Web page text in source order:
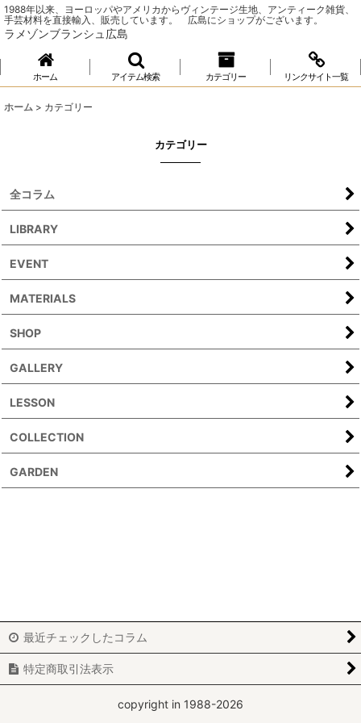
1988年以来、ヨーロッパやアメリカからヴィンテージ生地、アンティーク雑貨、
手芸材料を直接輸入、販売しています。 広島にショップがございます。
ラメゾンブランシュ広島
ホーム アイテム検索 カテゴリー リンクサイト一覧
ホーム > カテゴリー
カテゴリー
全コラム
LIBRARY
EVENT
MATERIALS
SHOP
GALLERY
LESSON
COLLECTION
GARDEN
最近チェックしたコラム
特定商取引法表示
copyright in 1988-2026